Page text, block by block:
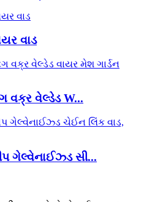
વાડ
વક્ર વેલ્ડેડ W...
ગેલ્વેનાઈઝ્ડ સી...